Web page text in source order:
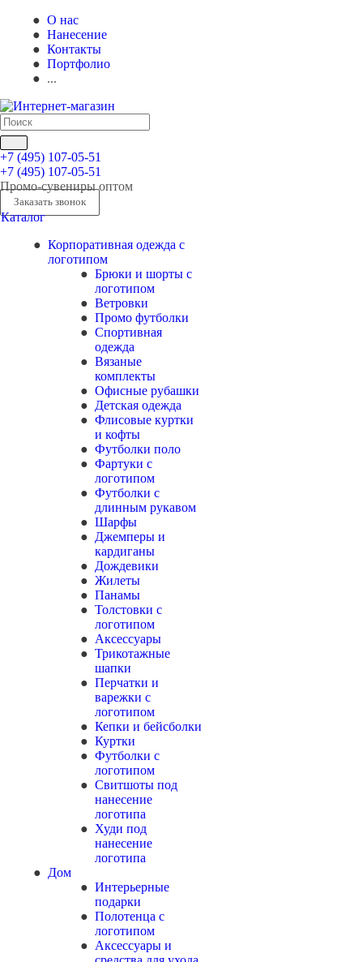
О нас
Нанесение
Контакты
Портфолио
...
+7 (495) 107-05-51
+7 (495) 107-05-51
Промо-сувениры оптом
Заказать звонок
Каталог
Корпоративная одежда с
логотипом
Брюки и шорты с
логотипом
Ветровки
Промо футболки
Спортивная
одежда
Вязаные
комплекты
Офисные рубашки
Детская одежда
Флисовые куртки
и кофты
Футболки поло
Фартуки с
логотипом
Футболки с
длинным рукавом
Шарфы
Джемперы и
кардиганы
Дождевики
Жилеты
Панамы
Толстовки с
логотипом
Аксессуары
Трикотажные
шапки
Перчатки и
варежки с
логотипом
Кепки и бейсболки
Куртки
Футболки с
логотипом
Свитшоты под
нанесение
логотипа
Худи под
нанесение
логотипа
Дом
Интерьерные
подарки
Полотенца с
логотипом
Аксессуары и